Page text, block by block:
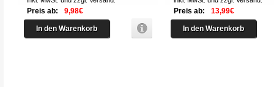
Preis ab: 9,98€
In den Warenkorb
Preis ab: 13,99€
In den Warenkorb